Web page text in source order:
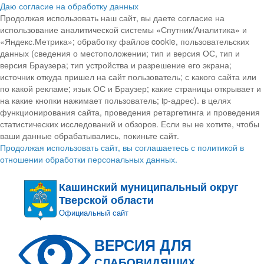
Даю согласие на обработку данных
Продолжая использовать наш сайт, вы даете согласие на
использование аналитической системы «Спутник/Аналитика» и
«Яндекс.Метрика»; обработку файлов cookie, пользовательских
данных (сведения о местоположении; тип и версия ОС, тип и
версия Браузера; тип устройства и разрешение его экрана;
источник откуда пришел на сайт пользователь; с какого сайта или
по какой рекламе; язык ОС и Браузер; какие страницы открывает и
на какие кнопки нажимает пользователь; ip-адрес). в целях
функционирования сайта, проведения ретаргетинга и проведения
статистических исследований и обзоров. Если вы не хотите, чтобы
ваши данные обрабатывались, покиньте сайт.
Продолжая использовать сайт, вы соглашаетесь с политикой в
отношении обработки персональных данных.